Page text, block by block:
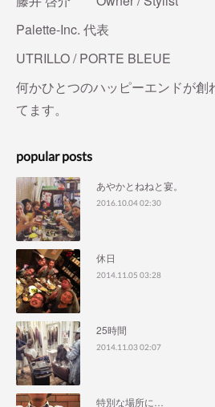
Palette-Inc. 代表
UTRILLO / PORTE BLEUE
何かひとつのハッピーエンドが創
てます。
popular posts
あやかとねねと宴。
2016.10.04 02:30
休日
2014.11.05 03:28
25時間
2014.11.03 02:07
特別な場所に…